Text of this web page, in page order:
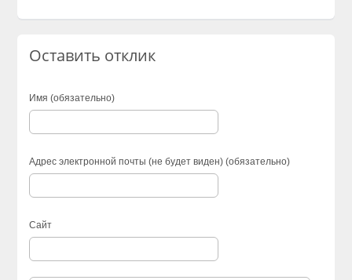
Оставить отклик
Имя (обязательно)
Адрес электронной почты (не будет виден) (обязательно)
Сайт